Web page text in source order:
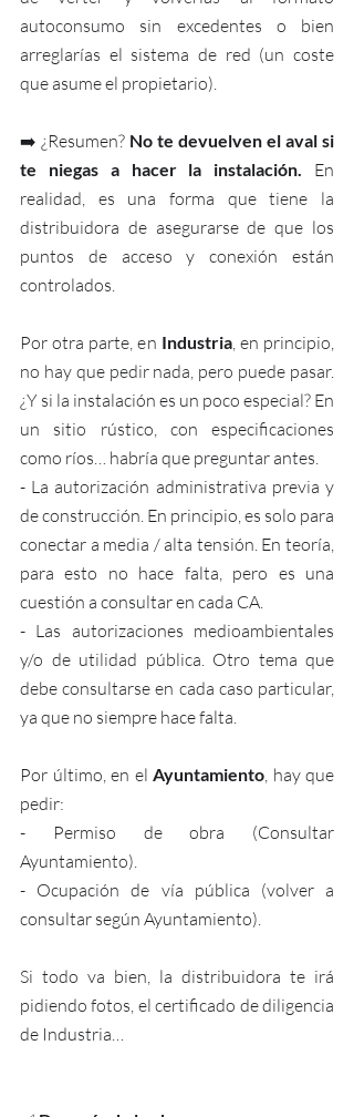
autoconsumo sin excedentes o bien
arreglarías el sistema de red (un coste
que asume el propietario).
➡️ ¿Resumen? No te devuelven el aval si
te niegas a hacer la instalación. En
realidad, es una forma que tiene la
distribuidora de asegurarse de que los
puntos de acceso y conexión están
controlados.
Por otra parte, en Industria, en principio,
no hay que pedir nada, pero puede pasar.
¿Y si la instalación es un poco especial? En
un sitio rústico, con especificaciones
como ríos… habría que preguntar antes.
- La autorización administrativa previa y
de construcción. En principio, es solo para
conectar a media / alta tensión. En teoría,
para esto no hace falta, pero es una
cuestión a consultar en cada CA.
- Las autorizaciones medioambientales
y/o de utilidad pública. Otro tema que
debe consultarse en cada caso particular,
ya que no siempre hace falta.
Por último, en el Ayuntamiento, hay que
pedir:
- Permiso de obra (Consultar
Ayuntamiento).
- Ocupación de vía pública (volver a
consultar según Ayuntamiento).
Si todo va bien, la distribuidora te irá
pidiendo fotos, el certificado de diligencia
de Industria…